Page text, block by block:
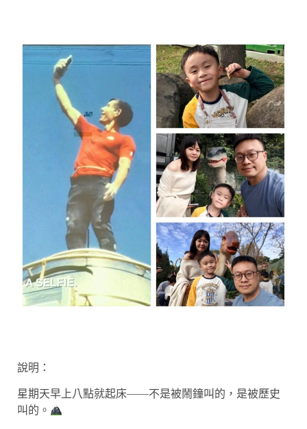
說明：
星期天早上八點就起床——不是被鬧鐘叫的，是被歷史
叫的。